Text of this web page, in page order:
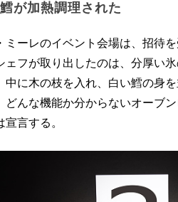
が加熱調理された
ーレのイベント会場は、招待
ェフが取り出したのは、分厚い
中に木の枝を入れ、白い鱈の身
どんな機能か分からないオーブ
言する。